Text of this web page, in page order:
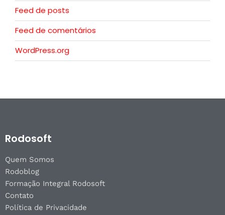
Feed de posts
Feed de comentários
WordPress.org
Rodosoft
Quem Somos
Rodoblog
Formação Integral Rodosoft
Contato
Política de Privacidade